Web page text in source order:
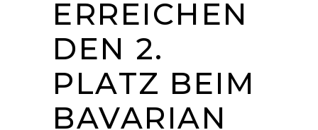
ERREICHEN
DEN 2.
PLATZ BEIM
BAVARIAN